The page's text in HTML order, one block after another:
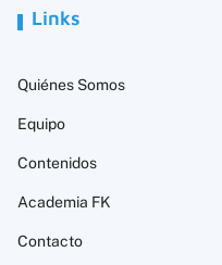
Links
Quiénes Somos
Equipo
Contenidos
Academia FK
Contacto